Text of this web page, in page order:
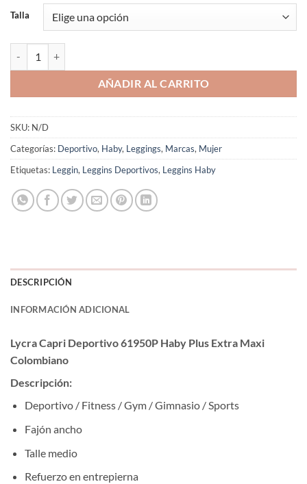
Talla
AÑADIR AL CARRITO
SKU: N/D
Categorías: Deportivo, Haby, Leggings, Marcas, Mujer
Etiquetas: Leggin, Leggins Deportivos, Leggins Haby
DESCRIPCIÓN
INFORMACIÓN ADICIONAL
Lycra Capri Deportivo 61950P Haby Plus Extra Maxi
Colombiano
Descripción:
Deportivo / Fitness / Gym / Gimnasio / Sports
Fajón ancho
Talle medio
Refuerzo en entrepierna